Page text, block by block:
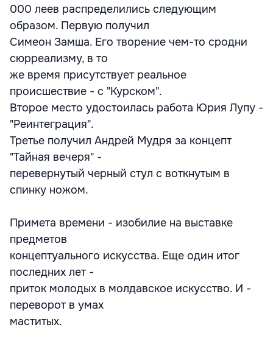
000 леев распределились следующим
образом. Первую получил
Симеон Замша. Его творение чем-то сродни
сюрреализму, в то
же время присутствует реальное
происшествие - с "Курском".
Второе место удостоилась работа Юрия Лупу -
"Реинтеграция".
Третье получил Андрей Мудря за концепт
"Тайная вечеря" -
перевернутый черный стул с воткнутым в
спинку ножом.
Примета времени - изобилие на выставке
предметов
концептуального искусства. Еще один итог
последних лет -
приток молодых в молдавское искусство. И -
переворот в умах
маститых.